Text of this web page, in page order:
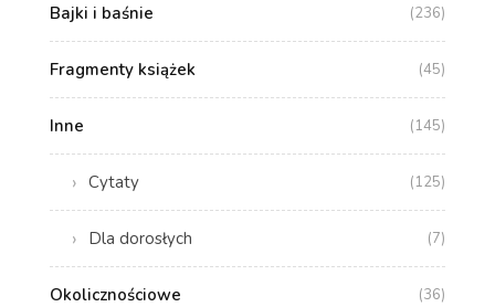
Bajki i baśnie (236)
Fragmenty książek (45)
Inne (145)
Cytaty (125)
Dla dorosłych (7)
Okolicznościowe (36)